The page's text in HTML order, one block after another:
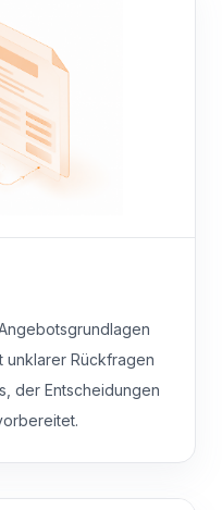
unklarer Rückfragen
der Entscheidungen